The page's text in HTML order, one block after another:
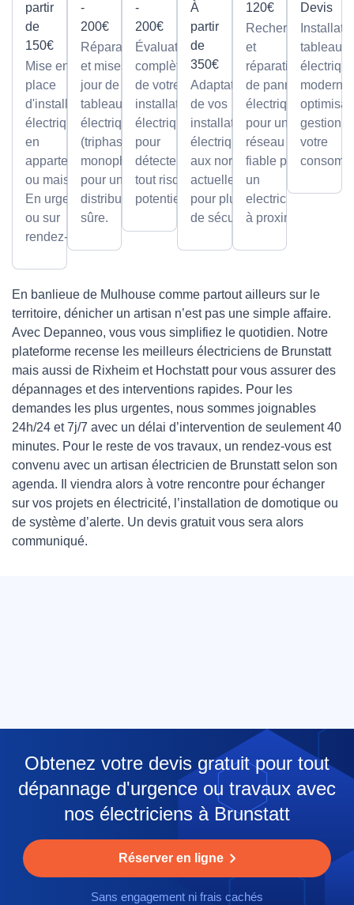
partir
de
150€
Mise en
place
d'installations
électriques
en
appartement
ou maison.
En urgence
ou sur
rendez-vous
-
200€
Réparations
et mises à
jour de
tableaux
électriques
(triphasé ou
monophasé)
pour une
distribution
sûre.
-
200€
Évaluation
complète
de votre
installation
électrique
pour
détecter
tout risque
potentiel.
À
partir
de
350€
Adaptation
de vos
installations
électriques
aux normes
actuelles
pour plus
de sécurité.
120€
Recherche
et
réparation
de pannes
électriques
pour un
réseau
fiable par
un
electricien
à proximité
Devis
tableaux
gestion
votre
En banlieue de Mulhouse comme partout ailleurs sur le
territoire, dénicher un artisan n’est pas une simple affaire.
Avec Depanneo, vous vous simplifiez le quotidien. Notre
plateforme recense les meilleurs électriciens de Brunstatt
mais aussi de Rixheim et Hochstatt pour vous assurer des
dépannages et des interventions rapides. Pour les
demandes les plus urgentes, nous sommes joignables
24h/24 et 7j/7 avec un délai d’intervention de seulement 40
minutes. Pour le reste de vos travaux, un rendez-vous est
convenu avec un artisan électricien de Brunstatt selon son
agenda. Il viendra alors à votre rencontre pour échanger
sur vos projets en électricité, l’installation de domotique ou
de système d’alerte. Un devis gratuit vous sera alors
communiqué.
Obtenez votre devis gratuit pour tout
dépannage d'urgence ou travaux avec
nos électriciens à Brunstatt
Réserver en ligne
Sans engagement ni frais cachés